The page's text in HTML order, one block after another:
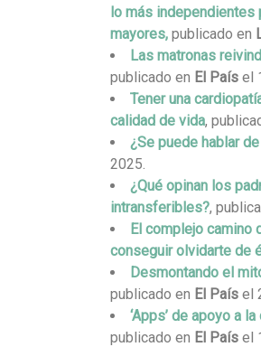
lo más
mayores, publicado en
Las matronas
publicado en El País el
Tener una
calidad de vida,
¿Se puede hablar
2025.
¿Qué opinan los
intransferibles?,
El complejo camino
conseguir olvidarte de
Desmontando el
publicado en El País el
‘Apps’ de apoyo a
publicado en El País el